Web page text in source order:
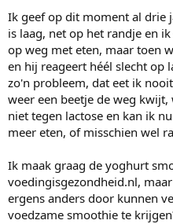
Ik geef op dit moment al drie
is laag, net op het randje en
op weg met eten, maar toen
en hij reageert héél slecht op
zo'n probleem, dat eet ik
weer een beetje de weg
niet tegen lactose en kan ik
meer eten, of misschien wel
Ik maak graag de yoghurt
voedingisgezondheid.nl,
ergens anders door kunnen
voedzame smoothie te